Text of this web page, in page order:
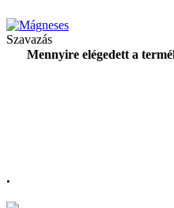
Szavazás
Mennyire elégedett a
.